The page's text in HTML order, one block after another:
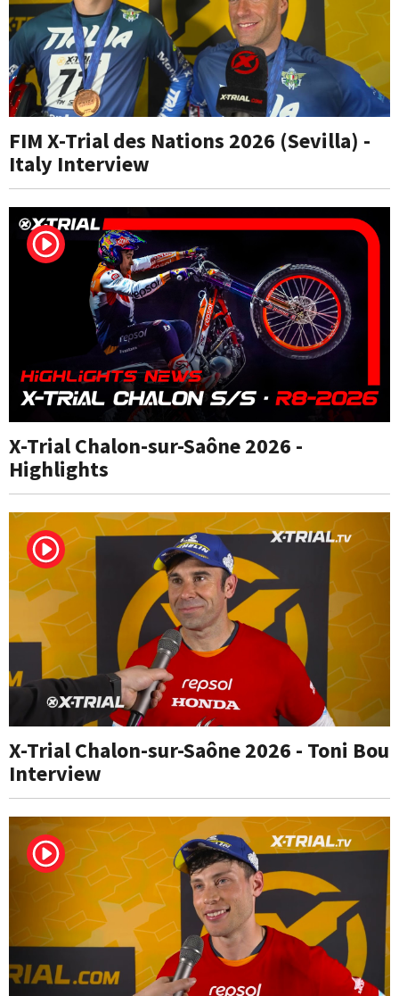
FIM X-Trial des Nations 2026 (Sevilla) -
Italy Interview
X-Trial Chalon-sur-Saône 2026 -
Highlights
X-Trial Chalon-sur-Saône 2026 - Toni Bou
Interview